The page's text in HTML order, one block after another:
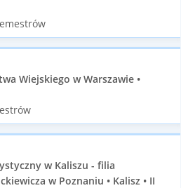
Wiejskiego w Warszawie •
w Kaliszu - filia
w Poznaniu • Kalisz • II